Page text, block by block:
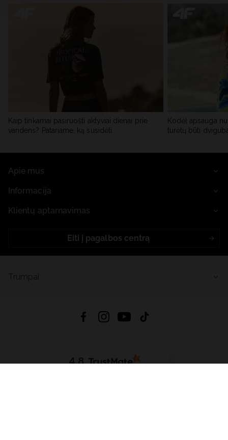
Kaip tinkamai pasiruošti aktyviai dienai prie
vandens? Patariame, ką susidėti
Kodėl apsauga
turėtų būti
Apie mus
Informacija
Klientų aptarnavimas
Eiti į pagalbos centrą
4.8